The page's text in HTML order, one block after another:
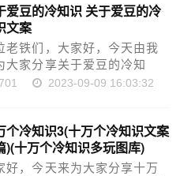
关于追哥的冷知识文案的一
识点，大家可以关注……
爱豆的冷知识 关于爱豆的冷
文案
老铁们，大家好，今天由我
大家分享关于爱豆的冷知
以及关于爱豆的冷知识文案
关注收藏下本站，您的支持
们最大的动力，谢谢……
701 2023-09-09 16:03:32
个冷知识3(十万个冷知识文案
)(十万个冷知识多玩图库)
好，今天来为大家分享十万